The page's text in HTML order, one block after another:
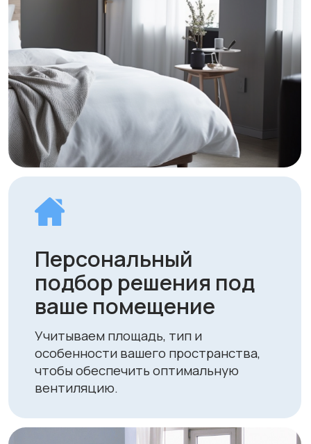
Гарантия и полное
сервисное
сопровождение
Обеспечиваем не только
гарантийное обслуживание, но и
регулярную диагностику, настройку
и замену фильтров.